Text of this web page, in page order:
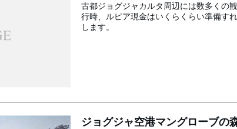
古都ジョグジャカルタ周辺には数多くの
行時、ルピア現金はいくらくらい準備す
します。
ジョグジャ空港マングローブの